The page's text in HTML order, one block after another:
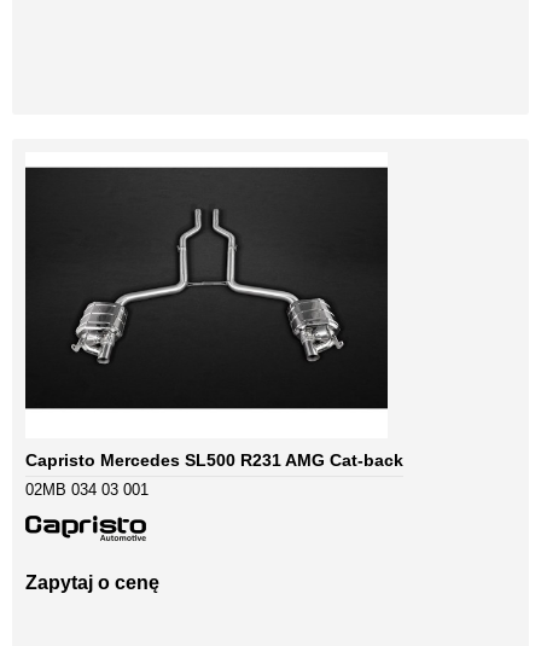
Capristo Mercedes SL500 R231 AMG Cat-back
02MB 034 03 001
Zapytaj o cenę